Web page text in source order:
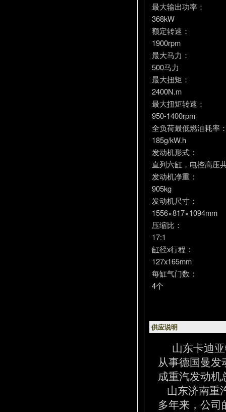
最大输出功率：
368kW
额定转速：
1900rpm
最大马力：
500马力
最大扭矩：
2400N.m
最大扭矩转速：
950-1400rpm
全负荷最低燃油耗率
185g/kW.h
发动机形式：
直列六缸，电控高压
发动机净重：
905kg
发动机尺寸：
1556×817×1094mm
压缩比：
17:1
缸径x行程：
127x165mm
每缸气门数：
4个
供应说明
山东卡迪
从事德国曼
成重汽发动机
山东济南重
多年来，公